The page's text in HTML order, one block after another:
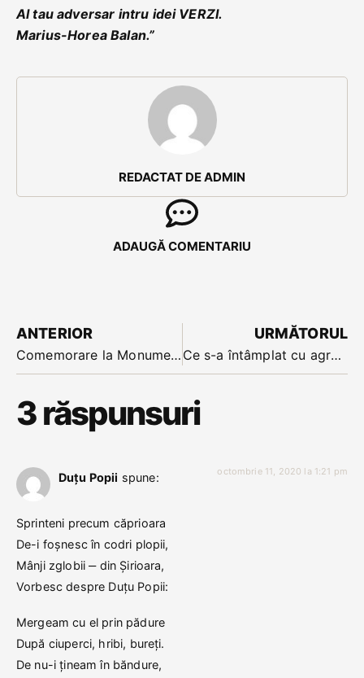
REDACTAT DE ADMIN
ADAUGĂ COMENTARIU
Al tau adversar intru idei VERZI.
Marius-Horea Balan.”
ANTERIOR
Comemorare la Monumentul Deportaților Evrei din Bistrița de ziua Holocaustului
URMĂTORUL
Ce s-a întâmplat cu agresorii care au jefuit o nonagenară în august în propria casă din Bistrița
3 răspunsuri
Duțu Popii spune: octombrie 11, 2020 la 1:21 pm
Sprinteni precum căprioara
De-i foșnesc în codri plopii,
Mânji zglobii ‒ din Șirioara,
Vorbesc despre Duțu Popii:
Mergeam cu el prin pădure
După ciuperci, hribi, bureți.
De nu-i țineam în băndure,